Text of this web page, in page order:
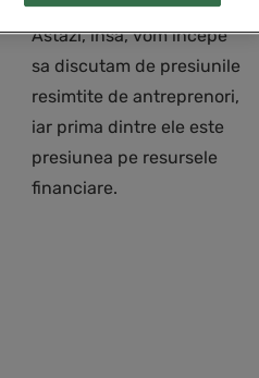
dezvoltarii unei firme.
Astazi, insa, vom incepe
sa discutam de presiunile
resimtite de antreprenori,
iar prima dintre ele este
presiunea pe resursele
financiare.